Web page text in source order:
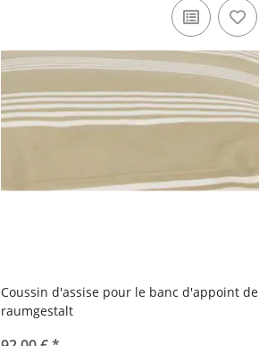
Coussin d'assise pour le banc d'appoint de
raumgestalt